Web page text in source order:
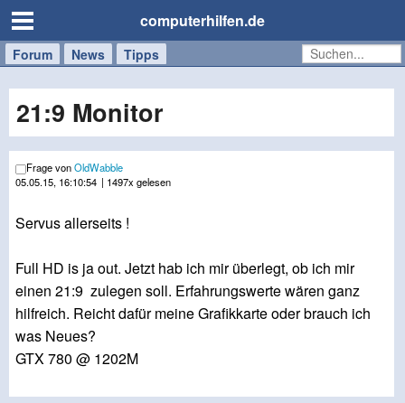
computerhilfen.de
Forum News Tipps
Handy
Tablet
Windows
Mac
21:9 Monitor
Frage vonOldWabble
05.05.15, 16:10:54 | 1497x gelesen
Servus allerseits !
Full HD is ja out. Jetzt hab ich mir überlegt, ob ich mir
einen 21:9 zulegen soll. Erfahrungswerte wären ganz
hilfreich. Reicht dafür meine Grafikkarte oder brauch ich
was Neues?
GTX 780 @ 1202M